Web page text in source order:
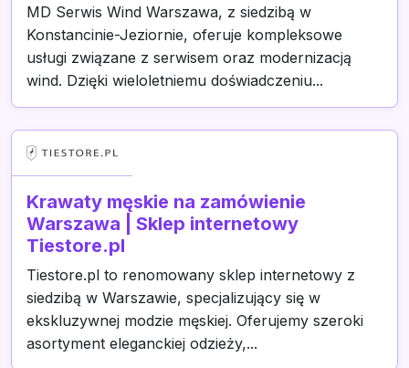
MD Serwis Wind Warszawa, z siedzibą w
Konstancinie-Jeziornie, oferuje kompleksowe
usługi związane z serwisem oraz modernizacją
wind. Dzięki wieloletniemu doświadczeniu...
Krawaty męskie na zamówienie
Warszawa | Sklep internetowy
Tiestore.pl
Tiestore.pl to renomowany sklep internetowy z
siedzibą w Warszawie, specjalizujący się w
ekskluzywnej modzie męskiej. Oferujemy szeroki
asortyment eleganckiej odzieży,...